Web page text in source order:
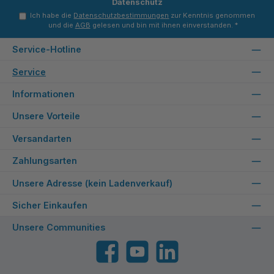
Datenschutz
Ich habe die Datenschutzbestimmungen zur Kenntnis genommen
und die AGB gelesen und bin mit ihnen einverstanden. *
Service-Hotline
Service
Informationen
Unsere Vorteile
Versandarten
Zahlungsarten
Unsere Adresse (kein Ladenverkauf)
Sicher Einkaufen
Unsere Communities
FacebookYouTube